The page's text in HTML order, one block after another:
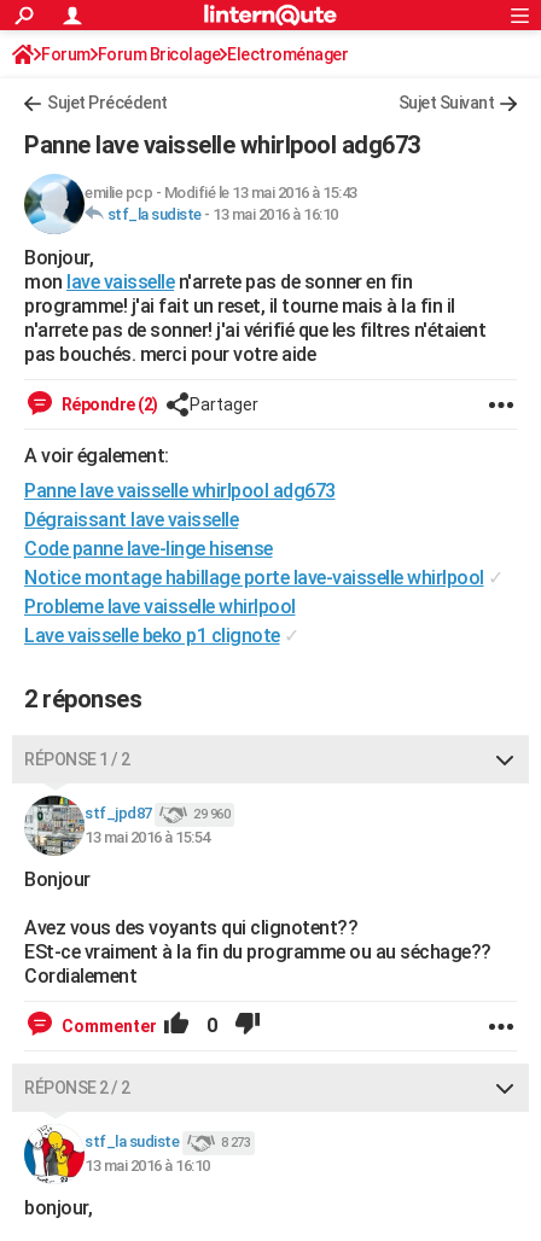
ACTUALITÉS
Politique
Société
Faits Divers
Education
Monde
Villes
+
FINANCE
Retraite
Impôts
Epargne
Immobilier
Risques naturels par ville
Banque
Assurance
Crédit
AUTO
Essais
Réserver un essai
Citadines
Berlines
SUV
Forum auto
+HIGH-TECH
Mobiles
Meilleur smartphone
Internet
Ordinateurs
Jeux vidéo
Guide high-tech
+BRICOLAGE
Forum
Aménagement intérieur
Extérieur
Cuisine
Salle de bains
Jardinage
Rangement
Guides de France
Escapades
Patrimoine
Expositions
Musées
Week-end nature
Art de vivre
Bien-être
Loisirs
Mode
Modes de vie
Alimentation
Guide de la santé
Maladies
Médicaments
Sommeil
VOYAGE
Destinations
City break
Voyage nature
Voyage de noces
PHOTO
GUIDES D'ACHAT
CARTE DE VOEUX
Carte de Noël
Carte Bonne année
Carte Saint-Valentin
Carte Pâques
Carte d'anniversaire
DICTIONNAIRE
Dictionnaire
Biographies
Citations
Expressions
Proverbes
PROGRAMME TV
FORUM
S'inscrire
Connexion
Forum Forum Bricolage Electroménager
Sujet Précédent Sujet Suivant
Panne lave vaisselle whirlpool adg673
emilie pcp - Modifié le 13 mai 2016 à 15:43
stf_la sudiste- 13 mai 2016 à 16:10
Bonjour,
mon lave vaissellen'arrete pas de sonner en fin
programme! j'ai fait un reset, il tourne mais à la fin il
n'arrete pas de sonner! j'ai vérifié que les filtres n'étaient
pas bouchés. merci pour votre aide
Répondre (2) Partager
A voir également:
Panne lave vaisselle whirlpool adg673
Dégraissant lave vaisselle
Code panne lave-linge hisense
Notice montage habillage porte lave-vaisselle whirlpool ✓
Probleme lave vaisselle whirlpool
Lave vaisselle beko p1 clignote ✓
2 réponses
RÉPONSE 1 / 2
stf_jpd87 29 960
13 mai 2016 à 15:54
Bonjour
Avez vous des voyants qui clignotent??
ESt-ce vraiment à la fin du programme ou au séchage??
Cordialement
Commenter 0
RÉPONSE 2 / 2
stf_la sudiste 8 273
13 mai 2016 à 16:10
bonjour,